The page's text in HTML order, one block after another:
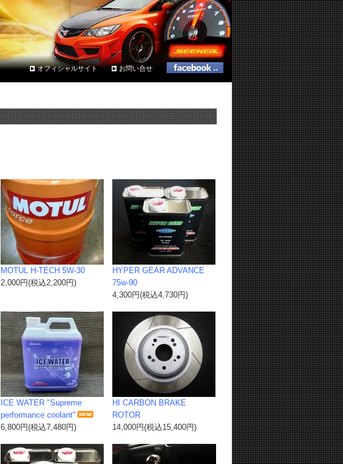
オフィシャルサイト お問い合せ
MOTUL H-TECH 5W-30
2,000円(税込2,200円)
HYPER GEAR ADVANCE
75w-90
4,300円(税込4,730円)
ICE WATER "Supreme
performance coolant"
6,800円(税込7,480円)
HI CARBON BRAKE
ROTOR
14,000円(税込15,400円)